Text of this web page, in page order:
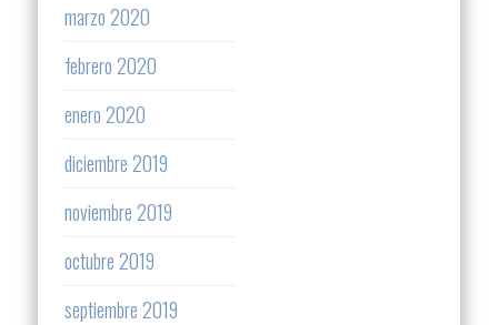
marzo 2020
febrero 2020
enero 2020
diciembre 2019
noviembre 2019
octubre 2019
septiembre 2019